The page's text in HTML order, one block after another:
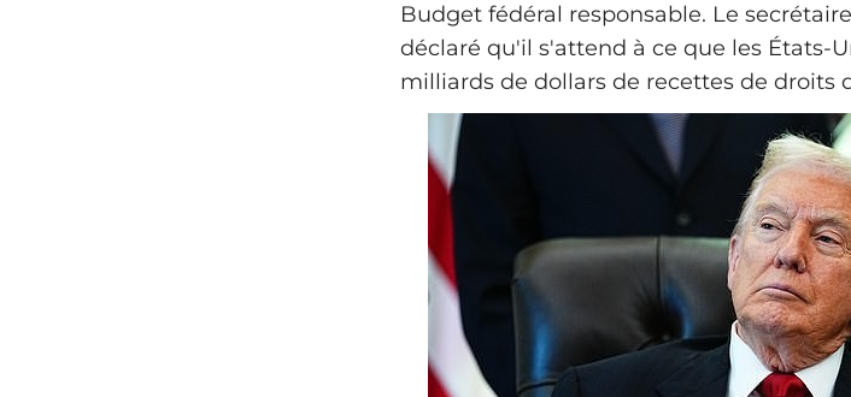
Budget fédéral responsable. Le
déclaré qu'il s'attend à ce que les
milliards de dollars de recettes de droits